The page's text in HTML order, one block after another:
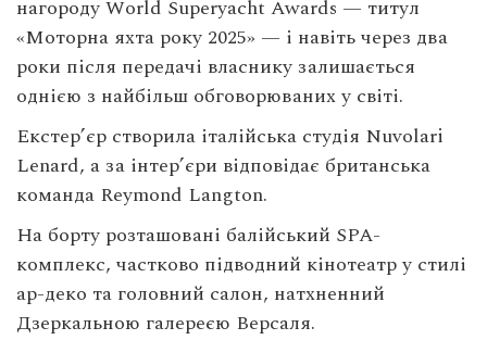
нагороду World Superyacht Awards — титул
«Моторна яхта року 2025» — і навіть через два
роки після передачі власнику залишається
однією з найбільш обговорюваних у світі.
Екстер’єр створила італійська студія Nuvolari
Lenard, а за інтер’єри відповідає британська
команда Reymond Langton.
На борту розташовані балійський SPA-
комплекс, частково підводний кінотеатр у стилі
ар-деко та головний салон, натхненний
Дзеркальною галереєю Версаля.